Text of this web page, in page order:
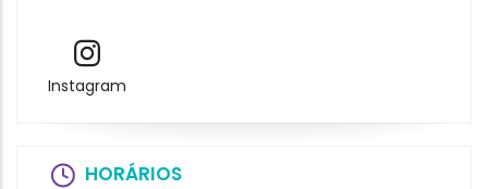
Instagram
HORÁRIOS